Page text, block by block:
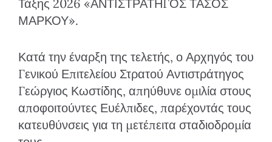
Τάξης 2026 «ΑΝΤΙΣΤΡΑΤΗΓΟΣ ΤΑΣΟΣ
ΜΑΡΚΟΥ».
Κατά την έναρξη της τελετής, ο Αρχηγός του
Γενικού Επιτελείου Στρατού Αντιστράτηγος
Γεώργιος Κωστίδης, απηύθυνε ομιλία στους
αποφοιτούντες Ευέλπιδες, παρέχοντάς τους
κατευθύνσεις για τη μετέπειτα σταδιοδρομία